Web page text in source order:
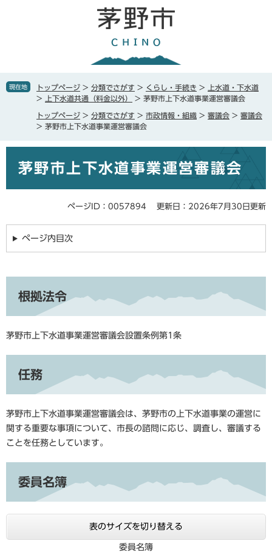
で
ば
へ
現在地 トップページ > 分類でさがす > くらし・手続き >
上水道・下水道
>
上下水道共通（料金以外） > 茅野市上下水道事業運営審議会
トップページ > 分類でさがす > 市政情報・組織 > 審議会 > 審議会
> 茅野市上下水道事業運営審議会
茅野市上下水道事業運営審議会
ページID：0057894 更新日：2026年7月30日更新
ページ内目次
根拠法令
茅野市上下水道事業運営審議会設置条例第1条
任務
茅野市上下水道事業運営審議会は、茅野市の上下水道事業の運営に
関する重要な事項について、市長の諮問に応じ、調査し、審議する
ことを任務としています。
委員名簿
表のサイズを切り替える
委員名簿